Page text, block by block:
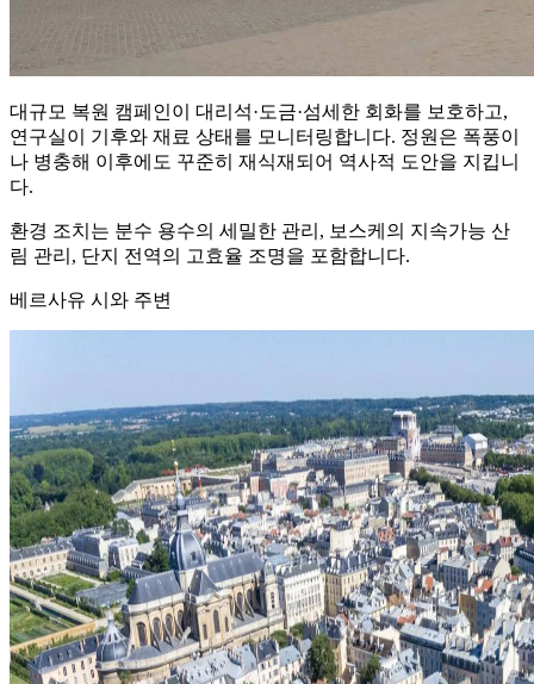
대규모 복원 캠페인이 대리석·도금·섬세한 회화를 보호하고,
연구실이 기후와 재료 상태를 모니터링합니다. 정원은 폭풍이
나 병충해 이후에도 꾸준히 재식재되어 역사적 도안을 지킵니
다.
환경 조치는 분수 용수의 세밀한 관리, 보스케의 지속가능 산
림 관리, 단지 전역의 고효율 조명을 포함합니다.
베르사유 시와 주변